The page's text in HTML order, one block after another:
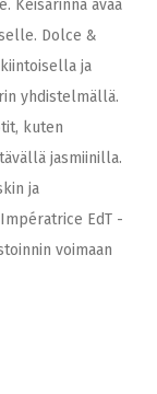
Keisarinna avaa
Dolce &
ja
yhdistelmällä.
kuten
jasmiinilla.
ja
EdT -
voimaan